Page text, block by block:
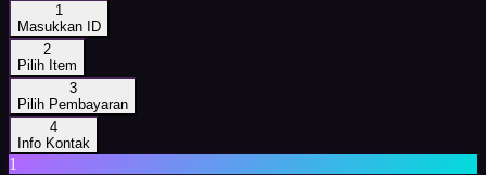
1
Masukkan ID
2
Pilih Item
3
Pilih Pembayaran
4
Info Kontak
1